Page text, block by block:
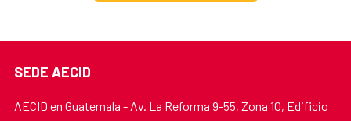
SEDE AECID
AECID en Guatemala - Av. La Reforma 9-55, Zona 10, Edificio